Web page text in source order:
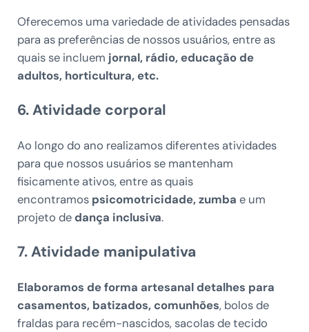
Oferecemos uma variedade de atividades pensadas
para as preferências de nossos usuários, entre as
quais se incluem jornal, rádio, educação de
adultos, horticultura, etc.
6. Atividade corporal
Ao longo do ano realizamos diferentes atividades
para que nossos usuários se mantenham
fisicamente ativos, entre as quais
encontramos psicomotricidade, zumba e um
projeto de dança inclusiva.
7. Atividade manipulativa
Elaboramos de forma artesanal detalhes para
casamentos, batizados, comunhões, bolos de
fraldas para recém-nascidos, sacolas de tecido